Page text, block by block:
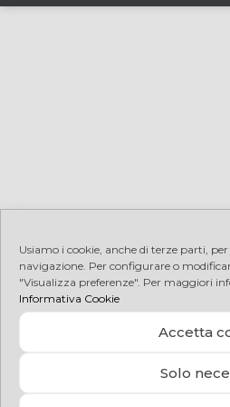
Usiamo i cookie, anche di terze parti,
navigazione. Per configurare o
"Visualizza preferenze". Per maggiori
Informativa Cookie
Accetta
Solo